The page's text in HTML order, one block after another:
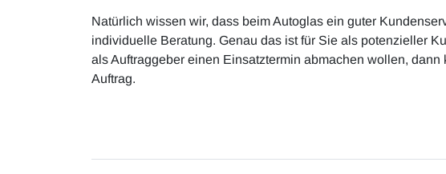
Natürlich wissen wir, dass beim Autoglas ein guter
individuelle Beratung. Genau das ist für Sie als potenzieller
als Auftraggeber einen Einsatztermin abmachen wollen,
Auftrag.